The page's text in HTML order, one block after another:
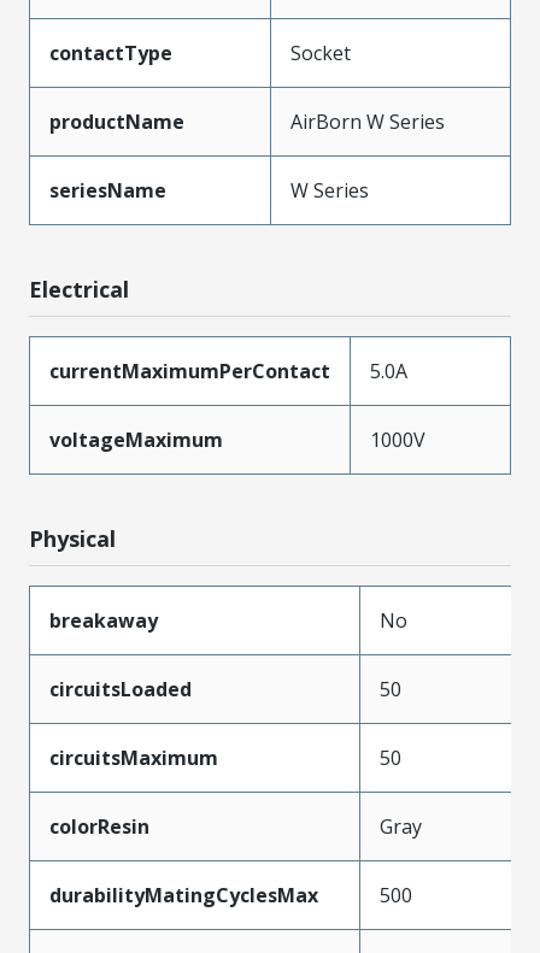
contactType Socket
productName AirBorn W Series
seriesName W Series
Electrical
currentMaximumPerContact 5.0A
voltageMaximum 1000V
Physical
breakaway No
circuitsLoaded 50
circuitsMaximum 50
colorResin Gray
durabilityMatingCyclesMax 500